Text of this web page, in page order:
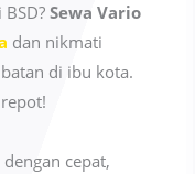
BSD?Sewa Vario
dan nikmati
di ibu kota.
cepat,